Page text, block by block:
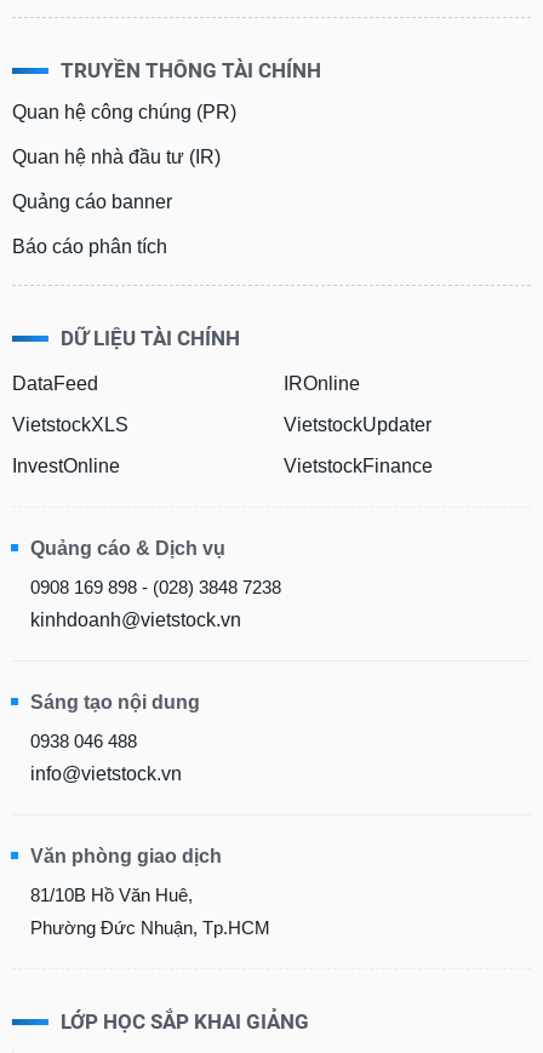
TRUYỀN THÔNG TÀI CHÍNH
Quan hệ công chúng (PR)
Quan hệ nhà đầu tư (IR)
Quảng cáo banner
Báo cáo phân tích
DỮ LIỆU TÀI CHÍNH
DataFeed
VietstockXLS
InvestOnline
IROnline
VietstockUpdater
VietstockFinance
Quảng cáo & Dịch vụ
0908 169 898 - (028) 3848 7238
kinhdoanh@vietstock.vn
Sáng tạo nội dung
0938 046 488
info@vietstock.vn
Văn phòng giao dịch
81/10B Hồ Văn Huê,
Phường Đức Nhuận, Tp.HCM
LỚP HỌC SẮP KHAI GIẢNG